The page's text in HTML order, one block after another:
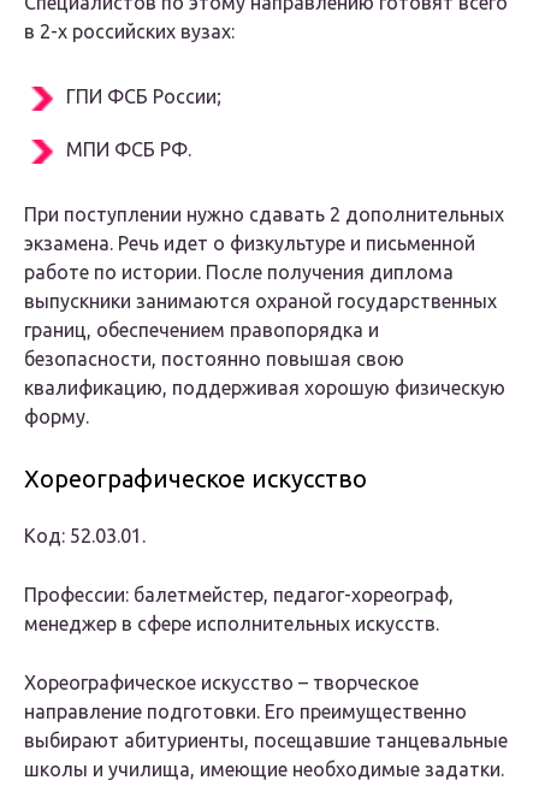
в 2-х российских вузах:
ГПИ ФСБ России;
МПИ ФСБ РФ.
При поступлении нужно сдавать 2 дополнительных
экзамена. Речь идет о физкультуре и письменной
работе по истории. После получения диплома
выпускники занимаются охраной государственных
границ, обеспечением правопорядка и
безопасности, постоянно повышая свою
квалификацию, поддерживая хорошую физическую
форму.
Хореографическое искусство
Код: 52.03.01.
Профессии: балетмейстер, педагог-хореограф,
менеджер в сфере исполнительных искусств.
Хореографическое искусство – творческое
направление подготовки. Его преимущественно
выбирают абитуриенты, посещавшие танцевальные
школы и училища, имеющие необходимые задатки.